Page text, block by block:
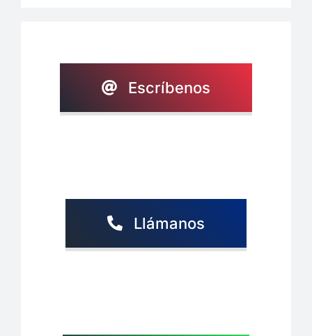
Escríbenos
Llámanos